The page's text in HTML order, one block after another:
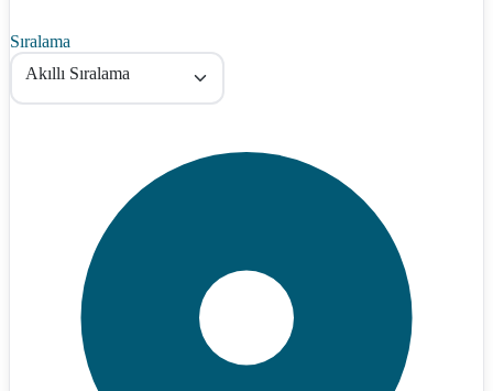
Sıralama
Akıllı Sıralama